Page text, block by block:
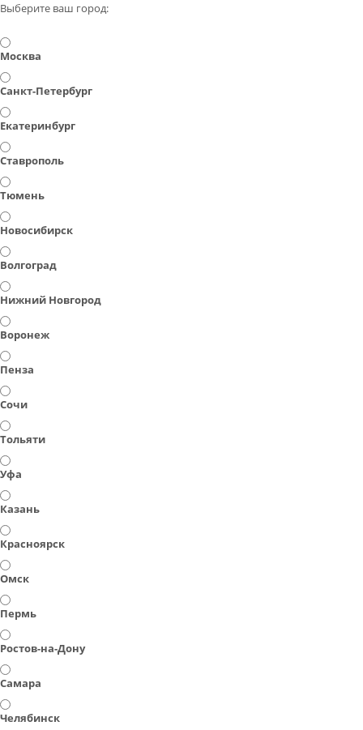
Выберите ваш город:
Москва
Санкт-Петербург
Екатеринбург
Ставрополь
Тюмень
Новосибирск
Волгоград
Нижний Новгород
Воронеж
Пенза
Сочи
Тольяти
Уфа
Казань
Красноярск
Омск
Пермь
Ростов-на-Дону
Самара
Челябинск